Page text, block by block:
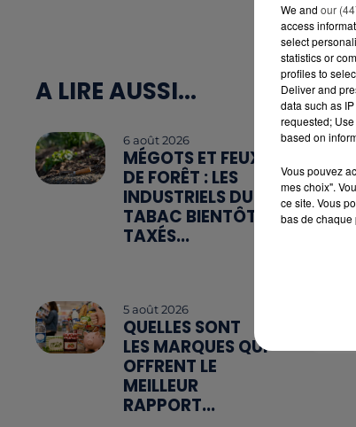
A LIRE AUSSI...
6 août 2026
MÉGOTS ET FEUX
DE FORÊT : LES
INDUSTRIELS DU
TABAC BIENTÔT
TAXÉS...
5 août 2026
QUELLES SONT
LES MARQUES QUI
OFFRENT LE
MEILLEUR
RAPPORT...
We and our
access
select
statistics or
profiles to
Deliver and
data such as
requested;
based on
Vous pouvez
mes choix".
ce site. Vous
bas de chaque